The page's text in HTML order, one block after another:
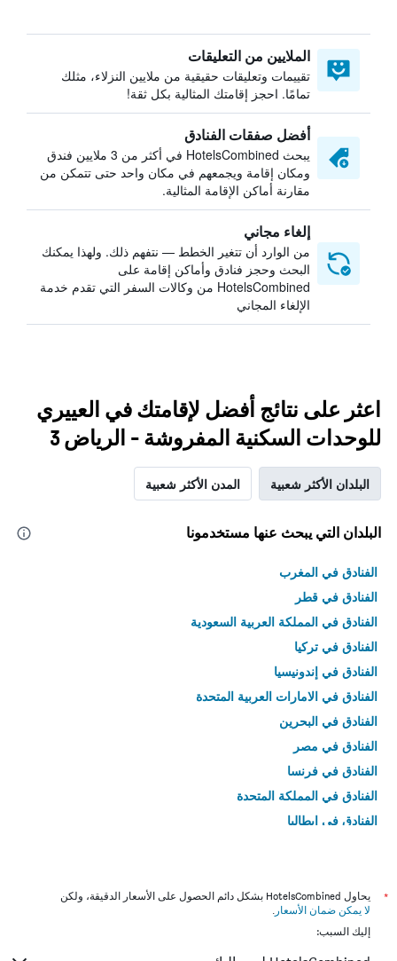
الملايين من التعليقات
تقييمات وتعليقات حقيقية من ملايين النزلاء، مثلك
تمامًا. احجز إقامتك المثالية بكل ثقة!
أفضل صفقات الفنادق
يبحث HotelsCombined في أكثر من 3 ملايين فندق
ومكان إقامة ويجمعهم في مكان واحد حتى تتمكن من
مقارنة أماكن الإقامة المثالية.
إلغاء مجاني
من الوارد أن تتغير الخطط — نتفهم ذلك. ولهذا يمكنك
البحث وحجز فنادق وأماكن إقامة على
HotelsCombined من وكالات السفر التي تقدم خدمة
الإلغاء المجاني
اعثر على نتائج أفضل لإقامتك في العييري
للوحدات السكنية المفروشة - الرياض 3
البلدان الأكثر شعبية المدن الأكثر شعبية
البلدان التي يبحث عنها مستخدمونا
الفنادق في المغرب
الفنادق في قطر
الفنادق في المملكة العربية السعودية
الفنادق في تركيا
الفنادق في إندونيسيا
الفنادق في الامارات العربية المتحدة
الفنادق في البحرين
الفنادق في مصر
الفنادق في فرنسا
الفنادق في المملكة المتحدة
الفنادق في إيطاليا
*
يحاول HotelsCombined بشكل دائم الحصول على الأسعار الدقيقة، ولكن
لا يمكن ضمان الأسعار .
إليك السبب: